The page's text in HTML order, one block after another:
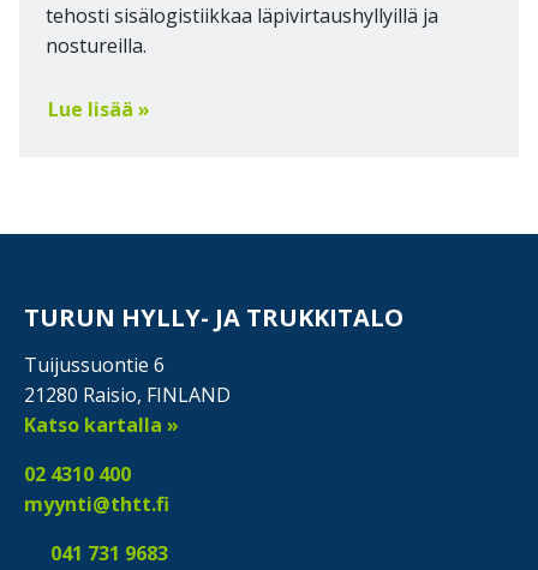
tehosti sisälogistiikkaa läpivirtaushyllyillä ja
nostureilla.
Lue lisää »
TURUN HYLLY- JA TRUKKITALO
Tuijussuontie 6
21280 Raisio, FINLAND
Katso kartalla »
02 4310 400
myynti@thtt.fi
041 731 9683